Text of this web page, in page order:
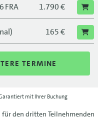
FRA
1.790 €
1.790 €
1.790 €
1.790 €
165 €
TERMINE
mit Ihrer Buchung
für den dritten Teilnehmenden